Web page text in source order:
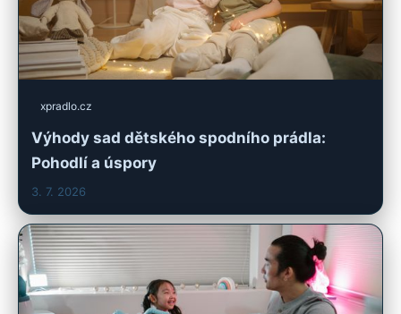
xpradlo.cz
Výhody sad dětského spodního prádla:
Pohodlí a úspory
3. 7. 2026